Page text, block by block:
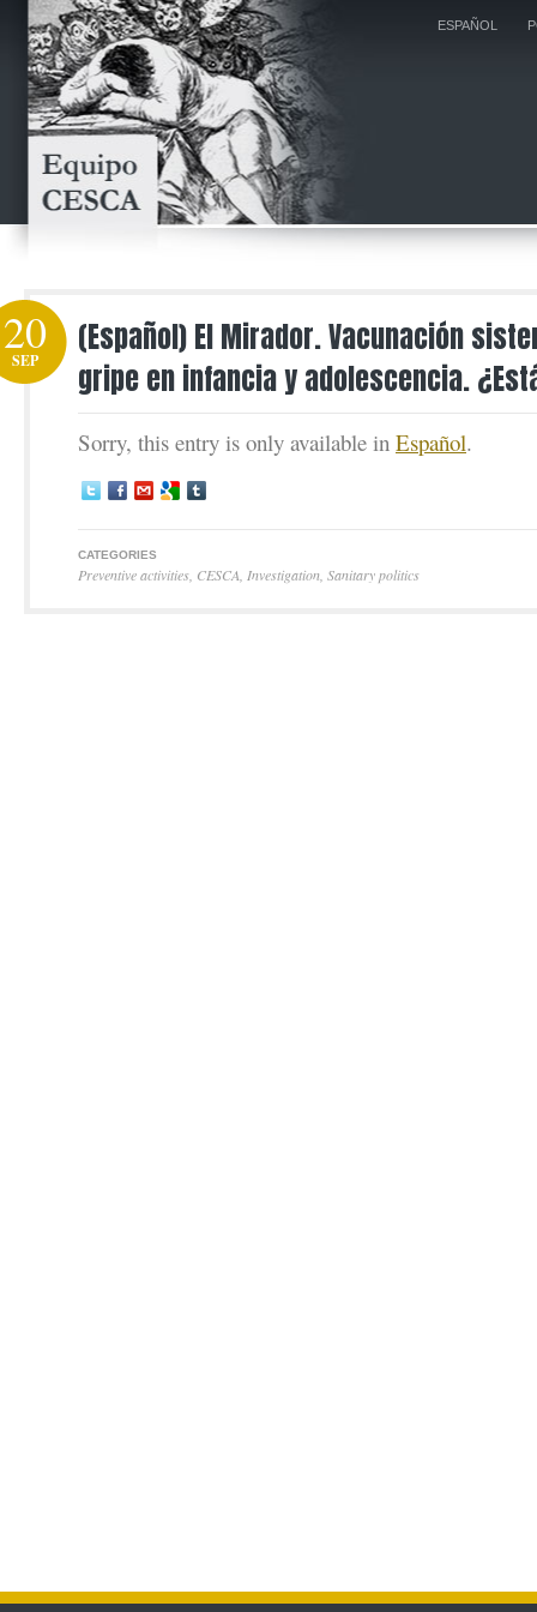
ESPAÑOL
(Español) El Mirador. Vacunación
gripe en infancia y adolescencia.
20
SEP
Sorry, this entry is only available in Español.
CATEGORIES
Preventive activities CESCA Investigation Sanitary politics